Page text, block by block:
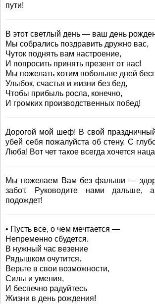
пути!
В этот светлый день — ваш день
Мы собрались поздравить дружно вас,
Чуток поднять вам настроение,
И попросить принять презент от нас!
Мы пожелать хотим побольше дней
Улыбок, счастья и жизни без бед,
Чтобы прибыль росла, конечно,
И громких производственных побед!
Дорогой мой шеф! В свой
убей себя пожалуйста об стену. С
Люба! Вот чет такое всегда хочется
Мы пожелаем Вам без фальши —
забот. Руководите нами дальше,
подождет!
• Пусть все, о чем мечтается —
Непременно сбудется.
В нужный час везение
Рядышком очутится.
Верьте в свои возможности,
Силы и умения,
И беспечно радуйтесь
Жизни в день рождения!